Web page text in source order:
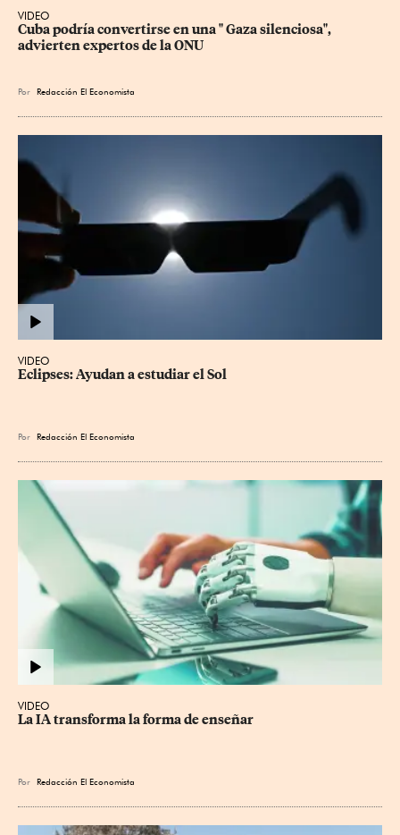
VIDEO
Cuba podría convertirse en una " Gaza silenciosa",
advierten expertos de la ONU
Por Redacción El Economista
VIDEO
Eclipses: Ayudan a estudiar el Sol
Por Redacción El Economista
VIDEO
La IA transforma la forma de enseñar
Por Redacción El Economista